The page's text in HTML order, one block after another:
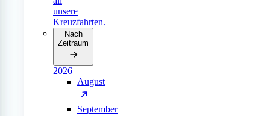
unsere
Kreuzfahrten.
Nach
Zeitraum
2026
August
September